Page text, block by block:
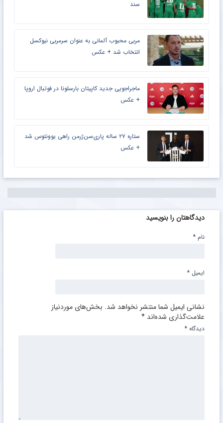
سند
مربی محبوب آلمانی به عنوان سرمربی نیوکسل
انتخاب شد + عکس
ماجراجویی جدید کاپیتان بارسلونا در فوتبال اروپا
+ عکس
ستاره ۲۷ ساله پاری‌سن‌ژرمن راهی یوونتوس شد
+ عکس
دیدگاهتان را بنویسید
نشانی ایمیل شما منتشر نخواهد شد. بخش‌های موردنیاز
علامت‌گذاری شده‌اند *
دیدگاه *
نام *
ایمیل *